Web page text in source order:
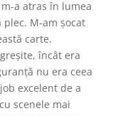
a atras în lumea
plec. M-am șocat
carte.
încât era
nu era ceea
excelent de a
scenele mai